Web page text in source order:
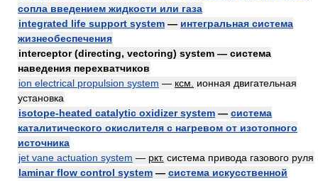
сопла введением жидкости или газа
integrated life support system — интегральная система
жизнеобеспечения
interceptor (directing, vectoring) system — система
наведения перехватчиков
ion electrical propulsion system — ксм.
ионная двигательная
установка
isotope-heated catalytic oxidizer system — система
каталитического окислителя с нагревом от изотопного
источника
jet vane actuation system — ркт. система привода газового руля
laminar flow control system — система искусственной